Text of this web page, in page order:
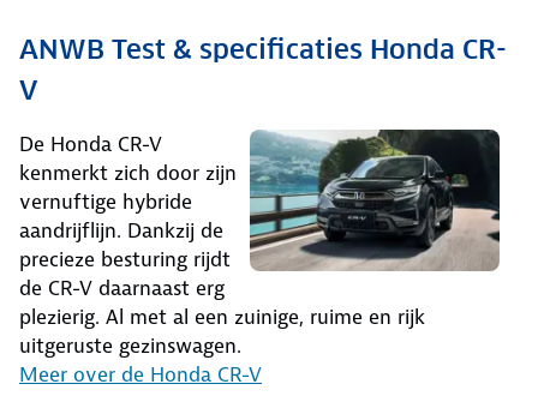
ANWB Test & specificaties Honda CR-
V
De Honda CR-V
kenmerkt zich door zijn
vernuftige hybride
aandrijflijn. Dankzij de
precieze besturing rijdt
de CR-V daarnaast erg
plezierig. Al met al een zuinige, ruime en rijk
uitgeruste gezinswagen.
Meer over de Honda CR-V